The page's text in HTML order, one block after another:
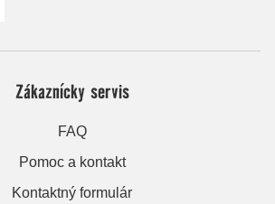
Zákaznícky servis
FAQ
Pomoc a kontakt
Kontaktný formulár